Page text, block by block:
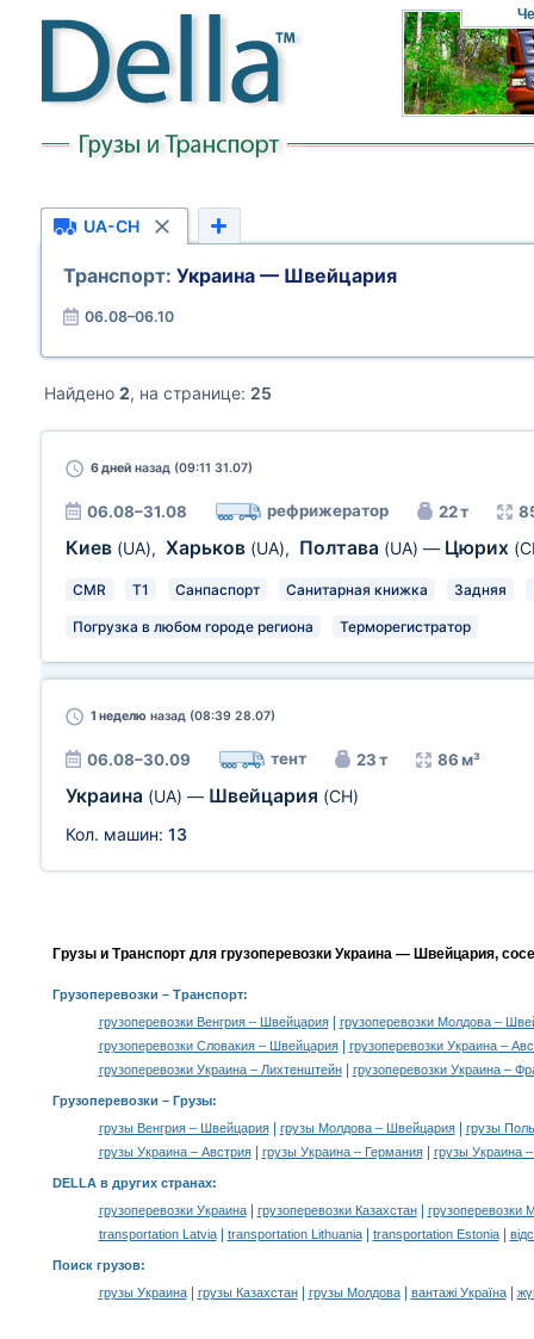
UA-CH
Транспорт: Украина — Швейцария
06.08–06.10
Найдено 2, на странице: 25
6 дней назад (09:11 31.07)
06.08–31.08 рефрижератор 22 т
Киев (UA), Харьков (UA), Полтава (UA) — Цюрих
CMR T1 Санпаспорт Санитарная книжка Задняя
Погрузка в любом городе региона Терморегистратор
1 неделю назад (08:39 28.07)
06.08–30.09 тент 23 т 86 м³
Украина (UA) — Швейцария (CH)
Кол. машин: 13
Грузы и Транспорт для грузоперевозки Украина — Швейцария,
Грузоперевозки – Транспорт:
грузоперевозки Венгрия – Швейцария|
грузоперевозки Молдова –
грузоперевозки Словакия – Швейцария|
грузоперевозки Украина –
грузоперевозки Украина – Лихтенштейн| грузоперевозки Украина –
Грузоперевозки – Грузы:
грузы Венгрия – Швейцария| грузы Молдова – Швейцария|
грузы
грузы Украина – Австрия| грузы Украина – Германия| грузы Украина
DELLA в других странах:
грузоперевозки Украина| грузоперевозки Казахстан|
грузоперевозки
transportation Latvia| transportation Lithuania| transportation Estonia|
Поиск грузов:
грузы Украина| грузы Казахстан| грузы Молдова| вантажі Україна|